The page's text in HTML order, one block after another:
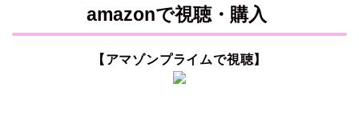
amazonで視聴・購入
【アマゾンプライムで視聴】